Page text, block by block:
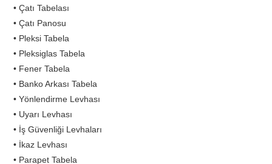
• Çatı Tabelası
• Çatı Panosu
• Pleksi Tabela
• Pleksiglas Tabela
• Fener Tabela
• Banko Arkası Tabela
• Yönlendirme Levhası
• Uyarı Levhası
• İş Güvenliği Levhaları
• İkaz Levhası
• Parapet Tabela